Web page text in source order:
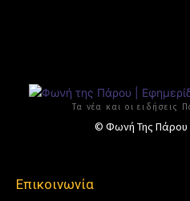
Τα νέα και οι ειδήσεις
© Φωνή Της Πάρου
Επικοινωνία